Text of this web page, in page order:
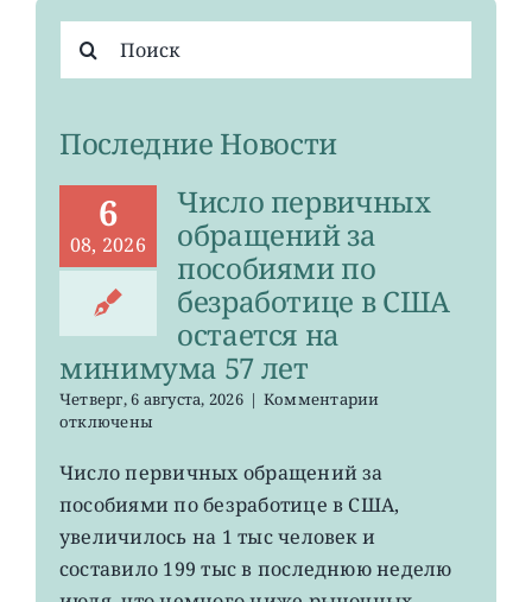
поиска:
Последние Новости
6
08, 2026
Число первичных
обращений за
пособиями по
безработице в США
остается на
минимума 57 лет
Четверг, 6 августа, 2026 | Комментариик
первичных
за
безработице
отключены
Число первичных обращений за
пособиями по безработице в США,
увеличилось на 1 тыс человек и
составило 199 тыс в последнюю неделю